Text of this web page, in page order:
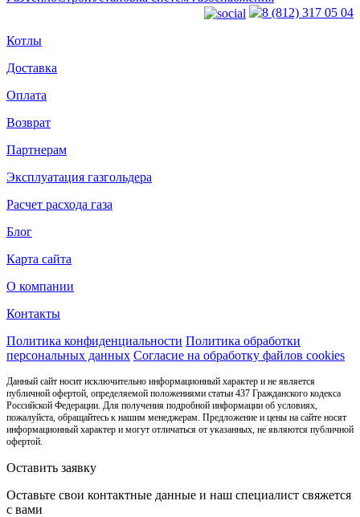
8 (812) 317 05 04
Котлы
Доставка
Оплата
Возврат
Партнерам
Эксплуатация газгольдера
Расчет расхода газа
Блог
Карта сайта
О компании
Контакты
Политика конфиденциальности Политика обработки
персональных данных Согласие на обработку файлов cookies
Данный сайт носит исключительно информационный характер и не является
публичной офертой, определяемой положениями статьи 437 Гражданского кодекса
Российской Федерации. Для получения подробной информации об условиях,
пожалуйста, обращайтесь к нашим менеджерам. Предложение и цены на сайте носят
информационный характер и могут отличаться от указанных, не являются публичной
офертой.
Оставить заявку
Оставьте свои контактные данные и наш специалист свяжется
с вами